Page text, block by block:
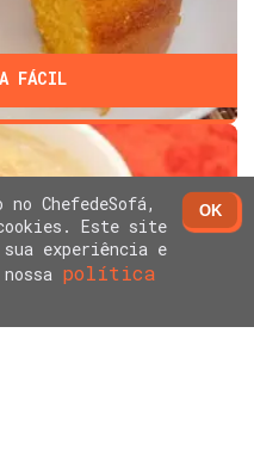
FÁCIL
E CREME DE
no ChefedeSofá,
Este site
experiência e
política
OK